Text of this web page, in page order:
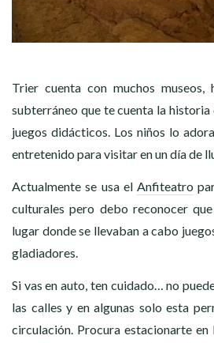
Trier cuenta con muchos
subterráneo que te cuenta la
juegos didácticos. Los niños lo
entretenido para visitar en un día de
Actualmente se usa el Anfiteatro
culturales pero debo reconocer
lugar donde se llevaban a cabo
gladiadores.
Si vas en auto, ten cuidado… no
las calles y en algunas solo esta
circulación. Procura estacionarte